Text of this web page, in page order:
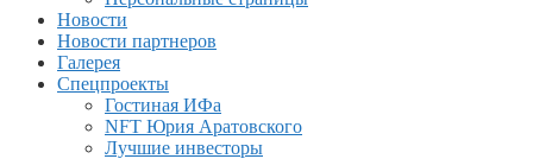
Новости
Новости партнеров
Галерея
Спецпроекты
Гостиная ИФа
NFT Юрия Аратовского
Лучшие инвесторы